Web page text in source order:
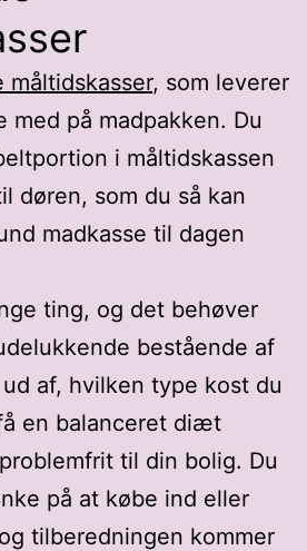
måltidskasser, som leverer
med på madpakken. Du
i måltidskassen
døren, som du så kan
madkasse til dagen
ting, og det behøver
bestående af
af, hvilken type kost du
en balanceret diæt
til din bolig. Du
på at købe ind eller
tilberedningen kommer